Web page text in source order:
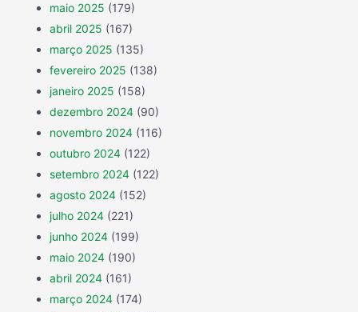
maio 2025 (179)
abril 2025 (167)
março 2025 (135)
fevereiro 2025 (138)
janeiro 2025 (158)
dezembro 2024 (90)
novembro 2024 (116)
outubro 2024 (122)
setembro 2024 (122)
agosto 2024 (152)
julho 2024 (221)
junho 2024 (199)
maio 2024 (190)
abril 2024 (161)
março 2024 (174)